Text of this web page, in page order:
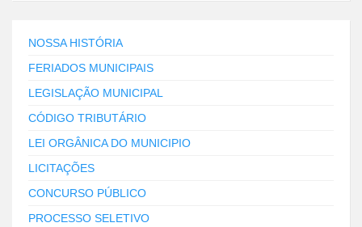
NOSSA HISTÓRIA
FERIADOS MUNICIPAIS
LEGISLAÇÃO MUNICIPAL
CÓDIGO TRIBUTÁRIO
LEI ORGÂNICA DO MUNICIPIO
LICITAÇÕES
CONCURSO PÚBLICO
PROCESSO SELETIVO